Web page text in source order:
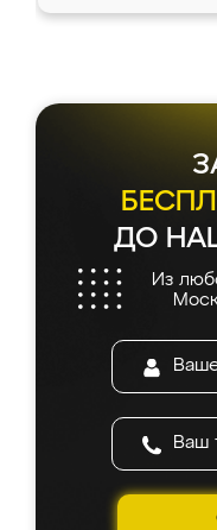
ДО
Из